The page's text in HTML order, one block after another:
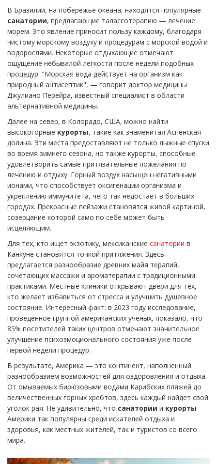
В Бразилии, на побережье океана, находятся популярные
санатории, предлагающие талассотерапию — лечение
морем. Это явление приносит пользу каждому, благодаря
чистому морскому воздуху и процедурам с морской водой и
водорослями. Некоторые отдыхающие отмечают
ощущение небывалой легкости после недели подобных
процедур. "Морская вода действует на организм как
природный антисептик", — говорит доктор медицины
Джулиано Перейра, известный специалист в области
альтернативной медицины.
Далее на север, в Колорадо, США, можно найти
высокогорные курорты, такие как знаменитая Аспенская
долина. Эти места предоставляют не только лыжные спуски
во время зимнего сезона, но также курорты, способные
удовлетворить самые притязательные пожелания по
лечению и отдыху. Горный воздух насыщен негативными
ионами, что способствует оксигенации организма и
укреплению иммунитета, чего так недостает в больших
городах. Прекрасные пейзажи становятся живой картиной,
созерцание которой само по себе может быть
исцеляющим.
Для тех, кто ищет экзотику, мексиканские санатории в
Канкуне становятся точкой притяжения. Здесь
предлагается разнообразие древних майя терапий,
сочетающих массажи и ароматерапии с традиционными
практиками. Местные клиники открывают двери для тех,
кто желает избавиться от стресса и улучшить душевное
состояние. Интересный факт: в 2023 году исследование,
проведенное группой американских ученых, показало, что
85% посетителей таких центров отмечают значительное
улучшение психоэмоционального состояния уже после
первой недели процедур.
В результате, Америка — это континент, наполненный
разнообразием возможностей для оздоровления и отдыха.
От омываемых бирюзовыми водами Карибских пляжей до
величественных горных хребтов, здесь каждый найдет свой
уголок рая. Не удивительно, что санатории и курорты
Америки так популярны среди искателей отдыха и
здоровья, как местных жителей, так и туристов со всего
мира.